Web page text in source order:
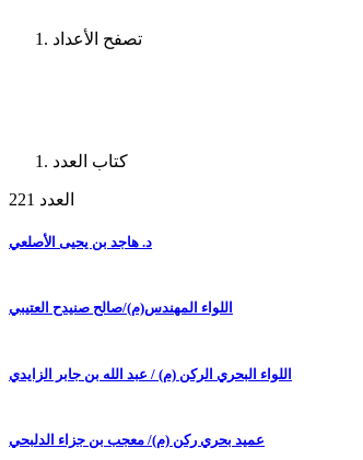
تصفح الأعداد
كتاب العدد
العدد 221
د. هاجد بن يحيى الأصلعي
اللواء المهندس(م)/صالح صنيدح العتيبي
اللواء البحري الركن (م) / عبد الله بن جابر الزايدي
عميد بحري ركن (م)/ معجب بن جزاء الدلبحي